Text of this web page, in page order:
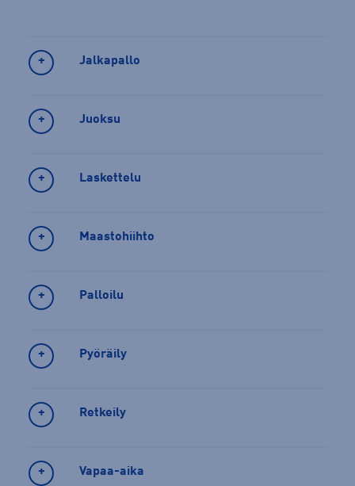
Jalkapallo
Juoksu
Laskettelu
Maastohiihto
Palloilu
Pyöräily
Retkeily
Vapaa-aika